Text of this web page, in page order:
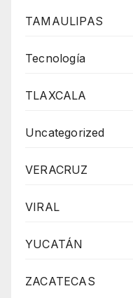
TAMAULIPAS
Tecnología
TLAXCALA
Uncategorized
VERACRUZ
VIRAL
YUCATÁN
ZACATECAS